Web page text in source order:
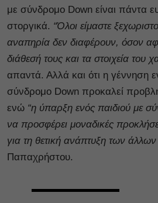
με σύνδρομο Down είναι πάντα
στοργικά. “Όλοι είμαστε
αναπηρία δεν διαφέρουν, όσον
διάθεσή τους και τα στοιχεία του
απαντά. Αλλά και ότι η γέννηση
σύνδρομο Down προκαλεί
ενώ “η ύπαρξη ενός παιδιού με
να προσφέρει μοναδικές
για τη θετική ανάπτυξη των άλλων
Παπαχρήστου.